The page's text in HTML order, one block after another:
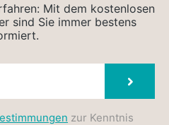
Mit dem kostenlosen
sind Sie immer bestens
zur Kenntnis